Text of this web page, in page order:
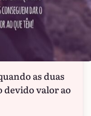
as duas
devido valor ao